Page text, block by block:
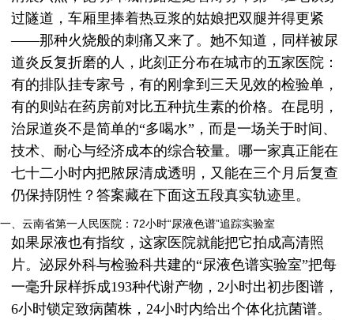
过隧道，车厢里捧着热豆浆的姑娘把双腿并得更紧
——那种火烧般的刺痛又来了。她不知道，同样被尿
道炎反复折磨的人，此刻正分布在城市的五家医院：
有的排队挂专家号，有的刚拿到三天见效的检验单，
有的则站在药房前对比五种抗生素的价格。在昆明，
治尿道炎不是简单的“多喝水”，而是一场关于时间、
技术、耐心与经济成本的综合较量。哪一家真正能在
七十二小时内把脓尿清成透明，又能在三个月后复查
仍保持阴性？答案藏在下面这五段真实轨迹里。
一、云南省第一人民医院：72小时“尿液色谱”追踪实验室
如果尿液也有指纹，这家医院就能把它拍成高清照
片。泌尿外科与检验科共建的“尿液色谱实验室”把每
一毫升尿样拆成193种代谢产物，2小时出初步图谱，
6小时锁定致病菌株，24小时内给出个体化抗菌谱。